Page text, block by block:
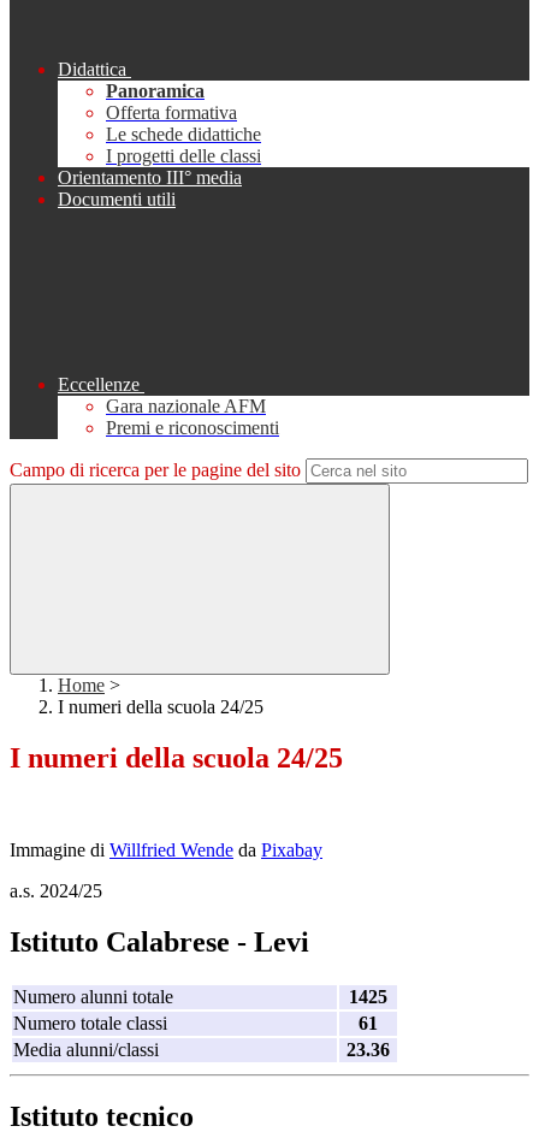
Didattica
Panoramica
Offerta formativa
Le schede didattiche
I progetti delle classi
Orientamento III° media
Documenti utili
Eccellenze
Gara nazionale AFM
Premi e riconoscimenti
Campo di ricerca per le pagine del sito
Home >
I numeri della scuola 24/25
I numeri della scuola 24/25
Immagine di Willfried Wende da Pixabay
a.s. 2024/25
Istituto Calabrese - Levi
Numero alunni totale
1425
Numero totale classi
61
Media alunni/classi
23.36
Istituto tecnico